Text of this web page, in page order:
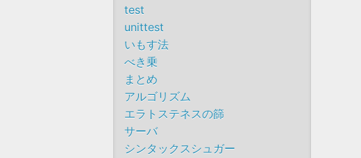
test
unittest
いもす法
べき乗
まとめ
アルゴリズム
エラトステネスの篩
サーバ
シンタックスシュガー